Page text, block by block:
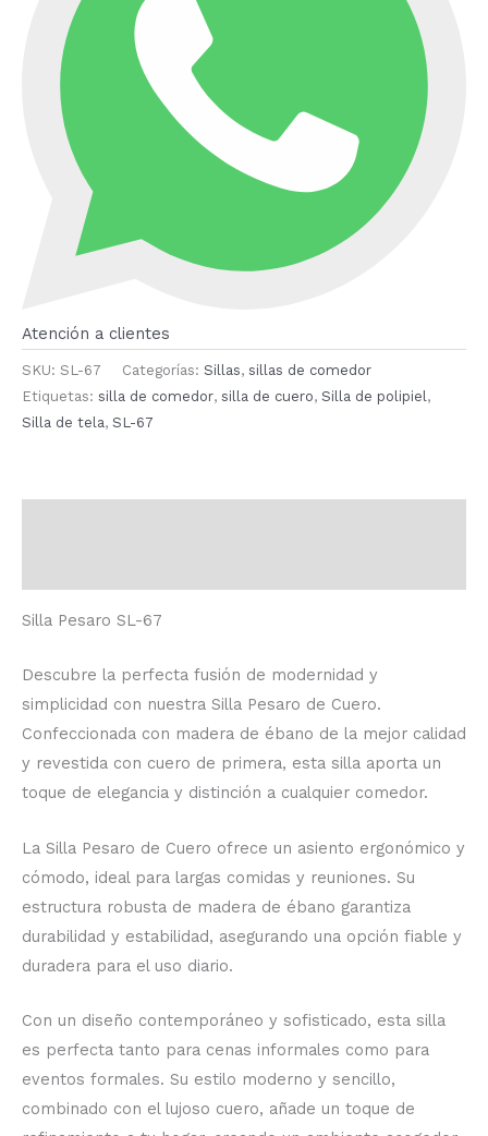
Atención a clientes
SKU: SL-67 Categorías: Sillas, sillas de comedor
Etiquetas: silla de comedor, silla de cuero, Silla de polipiel,
Silla de tela, SL-67
Silla Pesaro SL-67
Descubre la perfecta fusión de modernidad y
simplicidad con nuestra Silla Pesaro de Cuero.
Confeccionada con madera de ébano de la mejor calidad
y revestida con cuero de primera, esta silla aporta un
toque de elegancia y distinción a cualquier comedor.
La Silla Pesaro de Cuero ofrece un asiento ergonómico y
cómodo, ideal para largas comidas y reuniones. Su
estructura robusta de madera de ébano garantiza
durabilidad y estabilidad, asegurando una opción fiable y
duradera para el uso diario.
Con un diseño contemporáneo y sofisticado, esta silla
es perfecta tanto para cenas informales como para
eventos formales. Su estilo moderno y sencillo,
combinado con el lujoso cuero, añade un toque de